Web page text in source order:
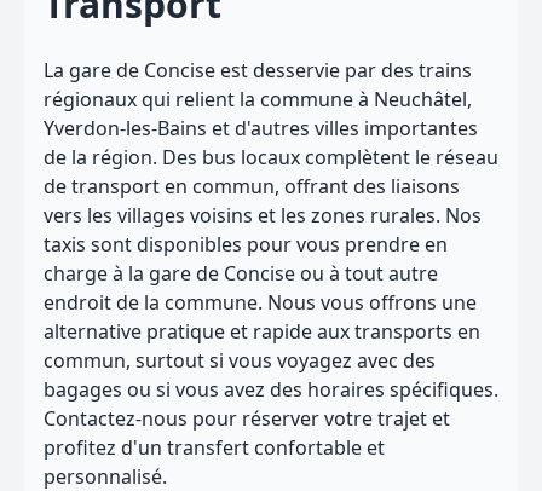
La gare de Concise est desservie par des trains
régionaux qui relient la commune à Neuchâtel,
Yverdon-les-Bains et d'autres villes importantes
de la région. Des bus locaux complètent le réseau
de transport en commun, offrant des liaisons
vers les villages voisins et les zones rurales. Nos
taxis sont disponibles pour vous prendre en
charge à la gare de Concise ou à tout autre
endroit de la commune. Nous vous offrons une
alternative pratique et rapide aux transports en
commun, surtout si vous voyagez avec des
bagages ou si vous avez des horaires spécifiques.
Contactez-nous pour réserver votre trajet et
profitez d'un transfert confortable et
personnalisé.